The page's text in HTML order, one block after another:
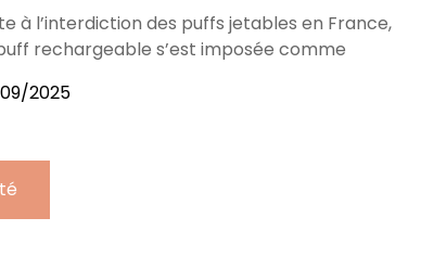
à l’interdiction des puffs jetables en France,
rechargeable s’est imposée comme
2025